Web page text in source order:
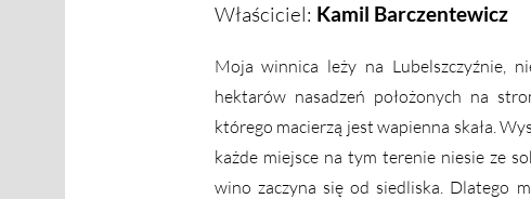
Właściciel: Kamil Barczentewicz
Moja winnica leży na Lubelszczyźnie,
hektarów nasadzeń położonych na
którego macierzą jestwapienna skała.
każde miejsce na tym terenie niesie ze
wino zaczyna się od siedliska. Dlatego